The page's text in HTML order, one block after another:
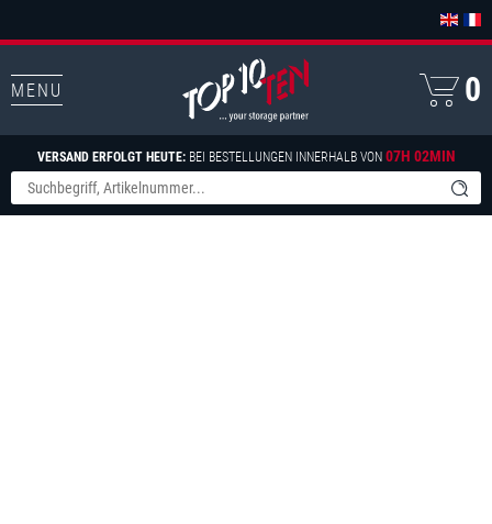
MENU
VERSAND ERFOLGT HEUTE:BEI BESTELLUNGEN INNERHALB VON 07H 02MIN
0